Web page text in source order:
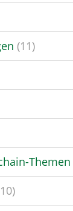
(11)
Themen